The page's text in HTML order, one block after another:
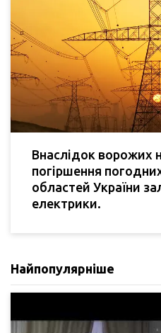
Внаслідок ворожих
погіршення
областей України
електрики.
Найпопулярніше